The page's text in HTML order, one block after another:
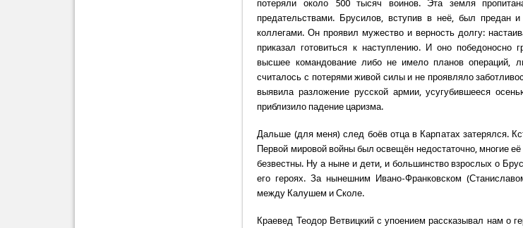
потеряли около 500 тысяч воинов. Эта земля
предательствами. Брусилов, вступив в неё, был предан
коллегами. Он проявил мужество и верность долгу:
приказал готовиться к наступлению. И оно победоносно
высшее командование либо не имело планов операций,
считалось с потерями живой силы и не проявляло
выявила разложение русской армии, усугубившееся
приблизило падение царизма.
Дальше (для меня) след боёв отца в Карпатах затерялся.
Первой мировой войны был освещён недостаточно, многие
безвестны. Ну а ныне и дети, и большинство взрослых о
его героях. За нынешним Ивано-Франковском
между Калушем и Сколе.
Краевед Теодор Ветвицкий с упоением рассказывал нам о